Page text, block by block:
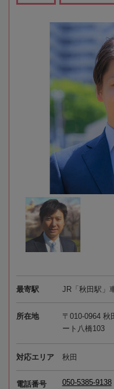
最寄駅 JR「秋田駅」
所在地
〒010-0964 秋
ート八橋103
対応エリア 秋田
電話番号 050-5385-9138